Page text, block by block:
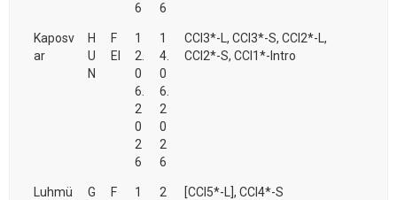
6
6
Kaposv
ar
H
U
N
F
EI
1
2.
0
6.
2
0
2
6
1
4.
0
6.
2
0
2
6
CCI3*-L, CCI3*-S, CCI2*-L,
CCI2*-S, CCI1*-Intro
Luhmü
G
F
1
2
[CCI5*-L], CCI4*-S